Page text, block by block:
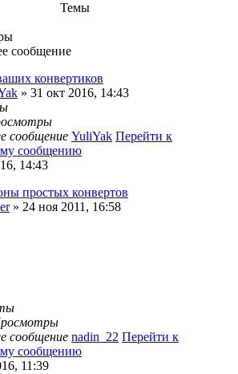
Темы
сообщение
конвертиков
» 31 окт 2016, 14:43
сообщение YuliYak Перейти к
сообщению
14:43
простых конвертов
» 24 ноя 2011, 16:58
сообщение nadin_22 Перейти к
сообщению
11:39